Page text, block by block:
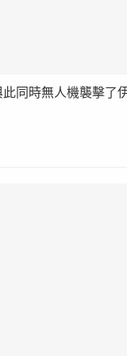
同時無人機襲擊了